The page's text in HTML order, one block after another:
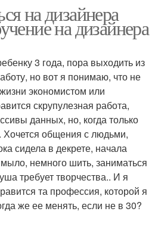
на дизайнера
на дизайнера
3 года, пора выходить из
но вот я понимаю, что не
экономистом или
скрупулезная работа,
данных, но, когда только
Хочется общения с людьми,
сидела в декрете, начала
немного шить, заниматься
требует творчества.. И я
та профессия, которой я
же ее менять, если не в 30?